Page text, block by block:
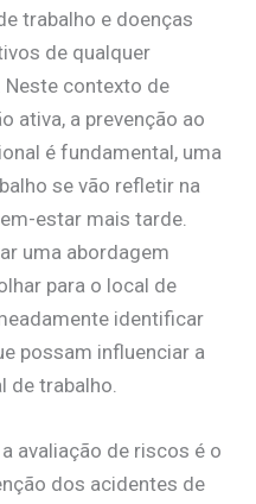
trabalho e doenças
de qualquer
Neste contexto de
ativa, a prevenção ao
é fundamental, uma
se vão refletir na
estar mais tarde.
uma abordagem
para o local de
identificar
possam influenciar a
de trabalho.
avaliação de riscos é o
dos acidentes de